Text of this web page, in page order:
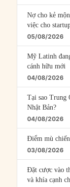
Nợ cho kẻ
việc cho
05/08/2026
Mỹ Latinh
cánh hữu mới
04/08/2026
Tại sao Trung
Nhật Bản?
04/08/2026
Điểm mù
03/08/2026
Đặt cược vào
và khía cạnh